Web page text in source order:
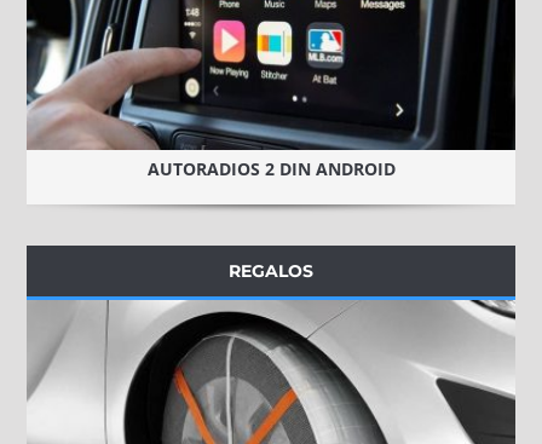
AUTORADIOS 2 DIN ANDROID
REGALOS